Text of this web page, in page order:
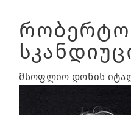
რობერტო
მსოფლიო დონის